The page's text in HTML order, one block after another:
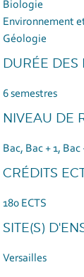
Biologie
Environnement
Géologie
DURÉE DES
6 semestres
NIVEAU DE
Bac, Bac + 1, Bac
CRÉDITS
180 ECTS
SITE(S)
Versailles